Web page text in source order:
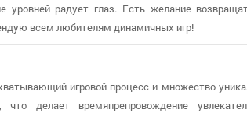
уровней радует глаз. Есть желание
всем любителям динамичных игр!
игровой процесс и множество
делает времяпрепровождение